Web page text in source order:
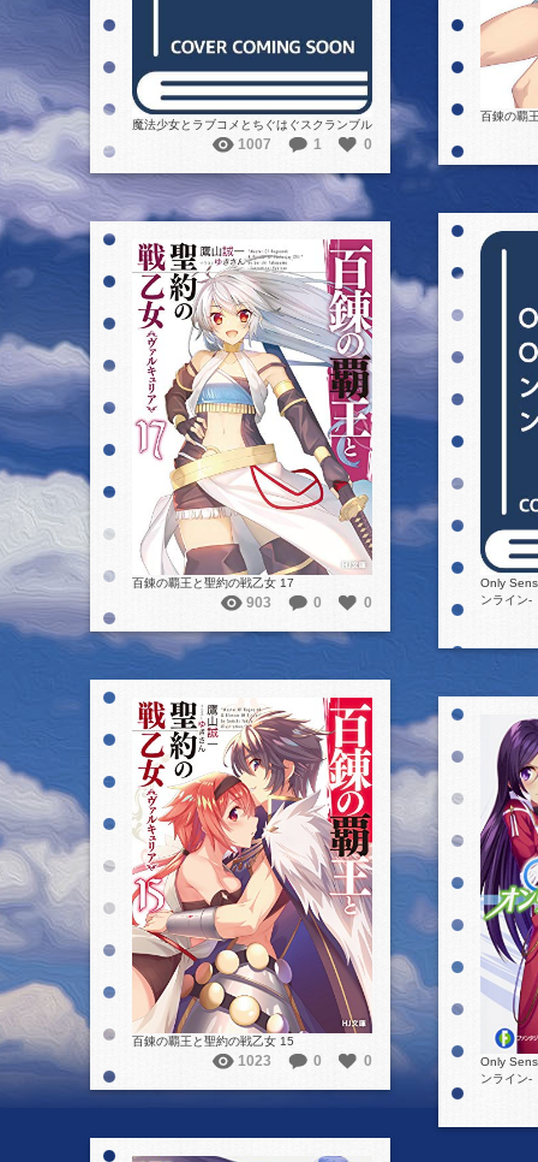
魔法少女とラブコメとちぐはぐスクランブル
1007 1 0
百錬の覇
Only
ンライン‐
詳細を見る
百錬の覇王と聖約の戦乙女 17
903 0 0
詳細を見る
百錬の覇王と聖約の戦乙女 15
1023 0 0
Only
ンライン‐